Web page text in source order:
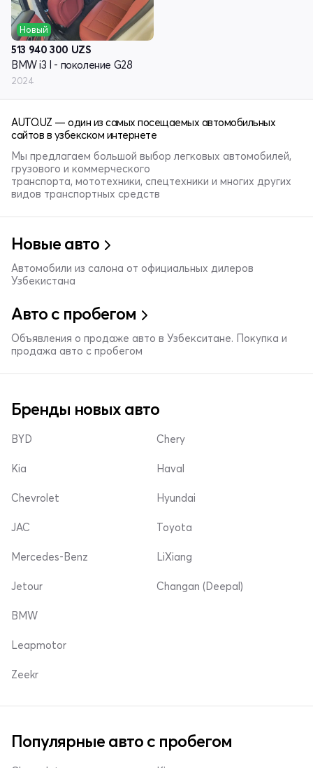
Новый
513 940 300 UZS
BMW i3 I - поколение G28
2024
AUTO.UZ — один из самых посещаемых автомобильных
сайтов в узбекском интернете
Мы предлагаем большой выбор легковых автомобилей,
грузового и коммерческого
транспорта, мототехники, спецтехники и многих других
видов транспортных средств
Новые авто
Автомобили из салона от официальных дилеров
Узбекистана
Авто с пробегом
Объявления о продаже авто в Узбекситане. Покупка и
продажа авто с пробегом
Бренды новых авто
BYD
Kia
Chevrolet
Chery
Haval
Hyundai
JAC
Mercedes-Benz
Jetour
Toyota
LiXiang
Changan (Deepal)
BMW
Leapmotor
Zeekr
Популярные авто с пробегом